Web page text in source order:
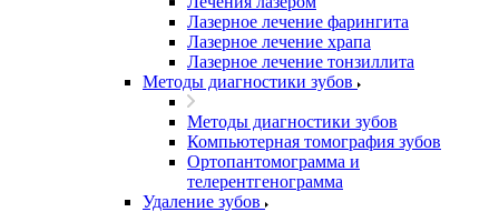
Лазерное лечение фарингита
Лазерное лечение храпа
Лазерное лечение тонзиллита
Методы диагностики зубов
Методы диагностики зубов
Компьютерная томография зубов
Ортопантомограмма и
телерентгенограмма
Удаление зубов